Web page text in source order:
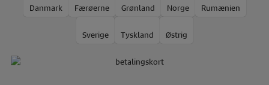
Danmark Færøerne Grønland Norge Rumænien
Sverige Tyskland Østrig